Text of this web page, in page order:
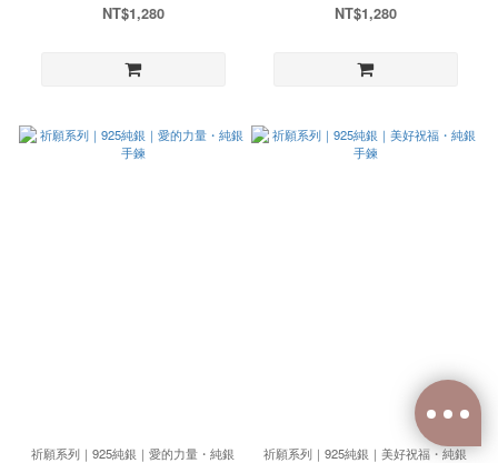
NT$1,280 NT$1,280
祈願系列｜925純銀｜愛的力量・純銀
祈願系列｜925純銀｜美好祝福・純銀